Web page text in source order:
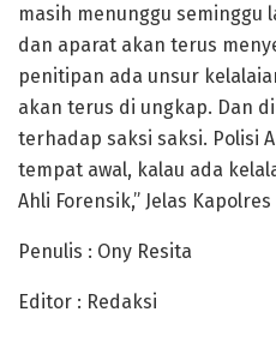
masih menunggu seminggu
dan aparat akan terus
penitipan ada unsur
akan terus di ungkap. Dan
terhadap saksi saksi. Polisi
tempat awal, kalau ada
Ahli Forensik,” Jelas Kapolres
Penulis : Ony Resita
Editor : Redaksi